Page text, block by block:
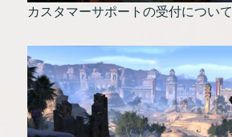
カスタマーサポートの受付について